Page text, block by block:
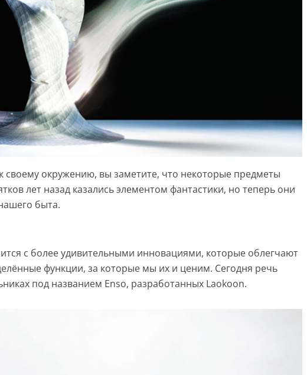
своему окружению, вы заметите, что некоторые предметы
лет назад казались элементом фантастики, но теперь они
быта.
с более удивительными инновациями, которые облегчают
функции, за которые мы их и ценим. Сегодня речь
под названием Enso, разработанных Laokoon.